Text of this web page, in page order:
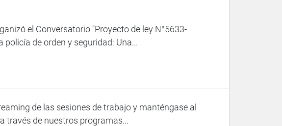
el Conversatorio "Proyecto de ley N°5633-
de orden y seguridad: Una...
de las sesiones de trabajo y manténgase al
través de nuestros programas...